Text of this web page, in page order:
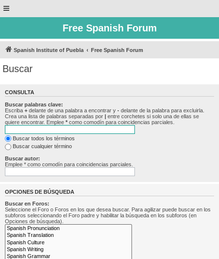
Free Spanish Forum
Spanish Institute of Puebla Free Spanish Forum
Buscar
CONSULTA
Buscar palabras clave:
Escriba + delante de una palabra a encontrar y - delante de la palabra para excluirla.
Crea una lista de palabras separadas por | entre corchetes si solo una de ellas se
quiere encontrar. Emplee * como comodín para coincidencias parciales.
Buscar todos los términos
Buscar cualquier término
Buscar autor:
Emplee * como comodín para coincidencias parciales.
OPCIONES DE BÚSQUEDA
Buscar en Foros:
Seleccione el Foro o Foros en los que desea buscar. Para agilizar puede buscar en los
subforos seleccionando el Foro padre y habilitar la búsqueda en los subforos (en
Opciones de búsqueda).